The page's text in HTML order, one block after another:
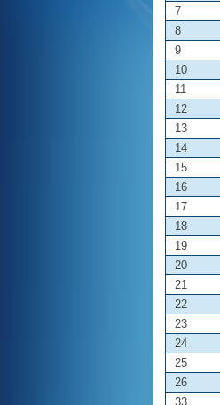
7
8
9
10
11
12
13
14
15
16
17
18
19
20
21
22
23
24
25
26
33